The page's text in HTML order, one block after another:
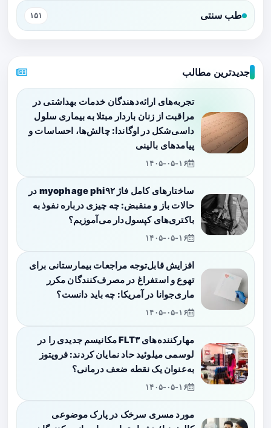
طب سنتی ۱۵۱
جدیدترین مطالب
تجربه‌های ارائه‌دهندگان خدمات بهداشتی در
مراقبت از زنان باردار مبتلا به بیماری سلول
داسی‌شکل در اوگاندا: چالش‌ها، احساسات و
پیامدهای بالینی
۱۴۰۵-۰۵-۱۶
ساختارهای کامل فاژ myophage phi۹۲ در
حالات باز و منقبض: چه چیزی درباره نفوذ به
باکتری‌های کپسول‌دار می‌آموزیم؟
۱۴۰۵-۰۵-۱۶
افزایش قابل‌توجه مراجعات بیمارستانی برای
تهوع و استفراغ در مصرف‌کنندگان مکرر
ماری‌جوانا در آمریکا: چه باید دانست؟
۱۴۰۵-۰۵-۱۶
مهارکننده‌های FLT۳ مکانیسم جدیدی را در
لوسمی میلوئید حاد نمایان کردند: فروپتوز
به‌عنوان یک نقطه ضعف درمانی؟
۱۴۰۵-۰۵-۱۶
مورد مسری سرخک در پارک موضوعی